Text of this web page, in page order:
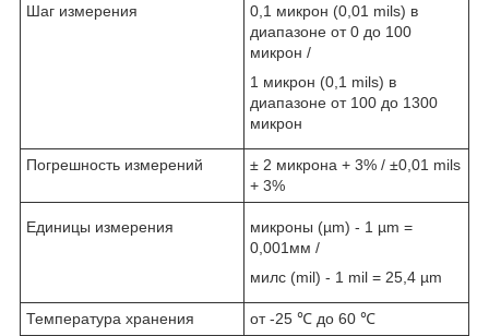
Шаг измерения
0,1 микрон (0,01 mils) в
диапазоне от 0 до 100
микрон /
1 микрон (0,1 mils) в
диапазоне от 100 до 1300
микрон
Погрешность измерений
± 2 микрона + 3% / ±0,01 mils
+ 3%
Единицы измерения
микроны (µm) - 1 µm =
0,001мм /
милс (mil) - 1 mil = 25,4 µm
Температура хранения
от -25 ℃ до 60 ℃